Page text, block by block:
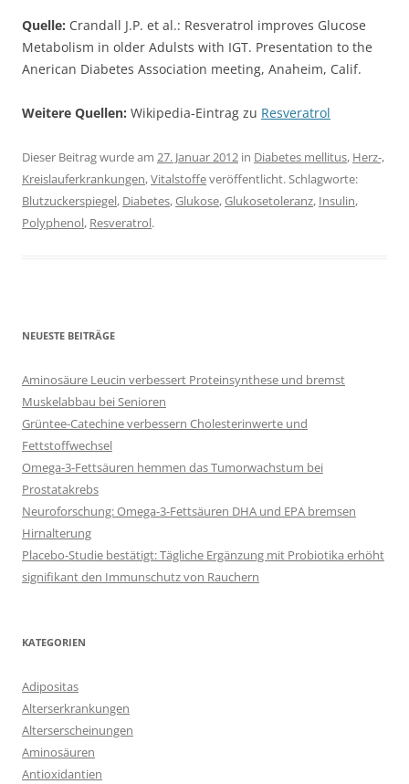
Quelle: Crandall J.P. et al.: Resveratrol improves Glucose
Metabolism in older Adulsts with IGT. Presentation to the
Anerican Diabetes Association meeting, Anaheim, Calif.
Weitere Quellen: Wikipedia-Eintrag zu Resveratrol
Dieser Beitrag wurde am 27. Januar 2012 in Diabetes mellitus, Herz-,
Kreislauferkrankungen,Vitalstoffeveröffentlicht. Schlagworte:
Blutzuckerspiegel, Diabetes,Glukose,Glukosetoleranz, Insulin,
Polyphenol, Resveratrol.
NEUESTE BEITRÄGE
Aminosäure Leucin verbessert Proteinsynthese und bremst
Muskelabbau bei Senioren
Grüntee-Catechine verbessern Cholesterinwerte und
Fettstoffwechsel
Omega-3-Fettsäuren hemmen das Tumorwachstum bei
Prostatakrebs
Neuroforschung: Omega-3-Fettsäuren DHA und EPA bremsen
Hirnalterung
Placebo-Studie bestätigt: Tägliche Ergänzung mit Probiotika erhöht
signifikant den Immunschutz von Rauchern
KATEGORIEN
Adipositas
Alterserkrankungen
Alterserscheinungen
Aminosäuren
Antioxidantien